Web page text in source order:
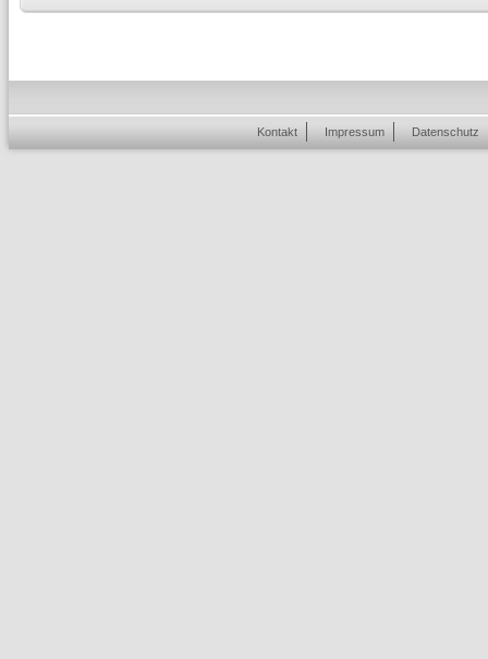
Kontakt Impressum Datenschutz